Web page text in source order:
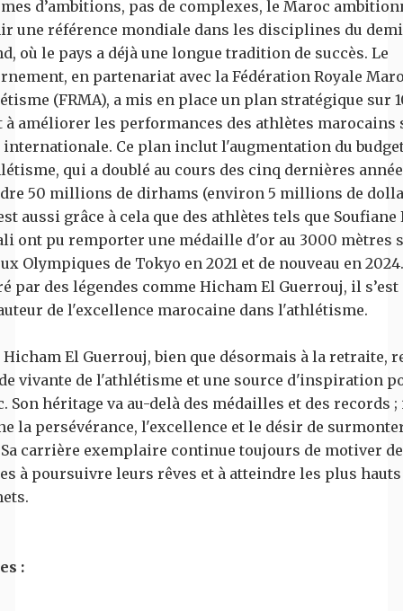
d’ambitions, pas de complexes, le Maroc
une référence mondiale dans les disciplines du
où le pays a déjà une longue tradition de succès. Le
en partenariat avec la Fédération Royale
(FRMA), a mis en place un plan stratégique sur
à améliorer les performances des athlètes marocains
internationale. Ce plan inclut l'augmentation du
qui a doublé au cours des cinq dernières
50 millions de dirhams (environ 5 millions de
aussi grâce à cela que des athlètes tels que Soufiane
ont pu remporter une médaille d'or au 3000 mètres
Olympiques de Tokyo en 2021 et de nouveau en 2024.
par des légendes comme Hicham El Guerrouj, il
de l'excellence marocaine dans l'athlétisme.
El Guerrouj, bien que désormais à la retraite,
vivante de l'athlétisme et une source d'inspiration
Son héritage va au-delà des médailles et des records ;
la persévérance, l'excellence et le désir de
carrière exemplaire continue toujours de motiver
à poursuivre leurs rêves et à atteindre les plus hauts
: